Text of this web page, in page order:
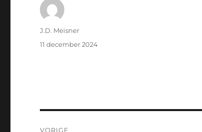
Auteur
J.D. Meisner
Geplaatst
11 december 2024
VORIGE